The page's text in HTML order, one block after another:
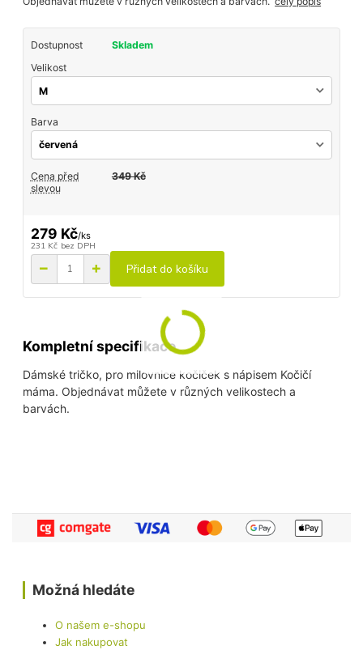
Dostupnost
Skladem
Velikost
Barva
Cena před
slevou
349 Kč
279 Kč/ks
231 Kč bez DPH
Přidat do košíku
Kompletní specifikace
Dámské tričko, pro milovnice kočiček s nápisem Kočičí
máma. Objednávat můžete v různých velikostech a
barvách.
Možná hledáte
O našem e-shopu
Jak nakupovat